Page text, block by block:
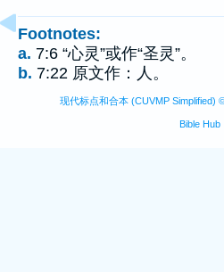
Footnotes:
a. 7:6 “心灵”或作“圣灵”。
b. 7:22 原文作：人。
现代标点和合本 (CUVMP Simplified)
Bible Hub